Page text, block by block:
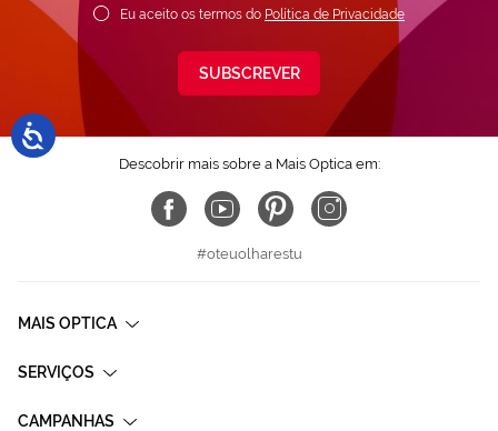
Eu aceito os termos do Política de Privacidade
SUBSCREVER
Descobrir mais sobre a Mais Optica em:
#oteuolharestu
MAIS OPTICA
SERVIÇOS
CAMPANHAS